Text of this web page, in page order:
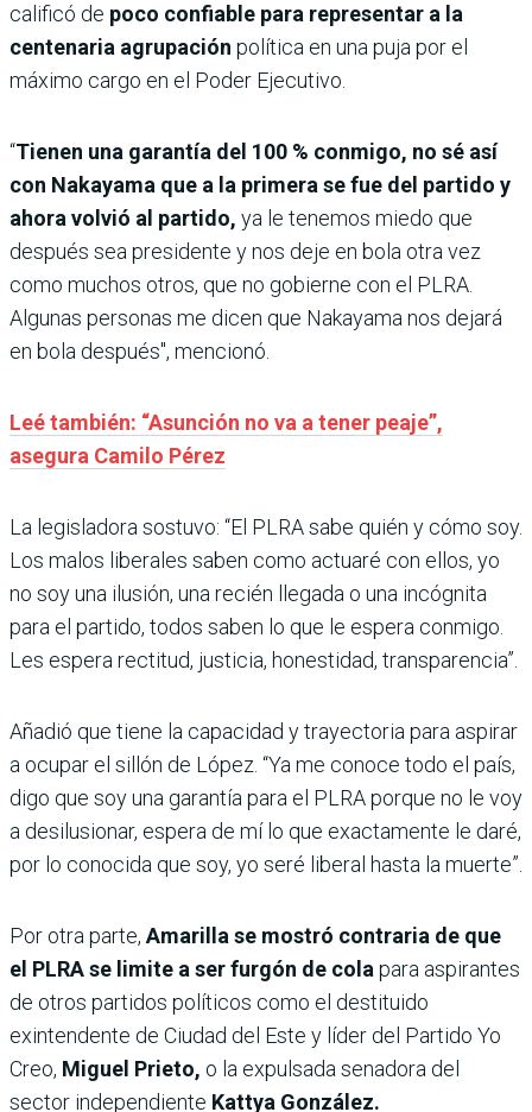
calificó de poco confiable para representar a la
centenaria agrupación política en una puja por el
máximo cargo en el Poder Ejecutivo.
“Tienen una garantía del 100 % conmigo, no sé así
con Nakayama que a la primera se fue del partido y
ahora volvió al partido, ya le tenemos miedo que
después sea presidente y nos deje en bola otra vez
como muchos otros, que no gobierne con el PLRA.
Algunas personas me dicen que Nakayama nos dejará
en bola después", mencionó.
Leé también: “Asunción no va a tener peaje”,
asegura Camilo Pérez
La legisladora sostuvo: “El PLRA sabe quién y cómo soy.
Los malos liberales saben como actuaré con ellos, yo
no soy una ilusión, una recién llegada o una incógnita
para el partido, todos saben lo que le espera conmigo.
Les espera rectitud, justicia, honestidad, transparencia”.
Añadió que tiene la capacidad y trayectoria para aspirar
a ocupar el sillón de López. “Ya me conoce todo el país,
digo que soy una garantía para el PLRA porque no le voy
a desilusionar, espera de mí lo que exactamente le daré,
por lo conocida que soy, yo seré liberal hasta la muerte”.
Por otra parte, Amarilla se mostró contraria de que
el PLRA se limite a ser furgón de cola para aspirantes
de otros partidos políticos como el destituido
exintendente de Ciudad del Este y líder del Partido Yo
Creo, Miguel Prieto, o la expulsada senadora del
sector independiente Kattya González.